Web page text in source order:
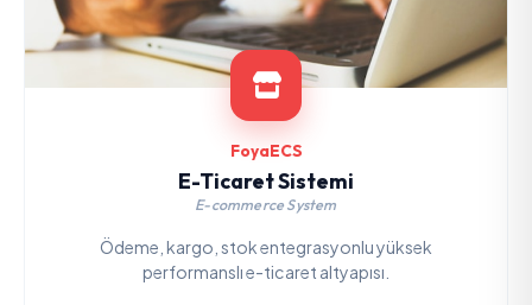
FoyaECS
E-Ticaret Sistemi
E-commerce System
Ödeme, kargo, stok entegrasyonlu yüksek
performanslı e-ticaret altyapısı.